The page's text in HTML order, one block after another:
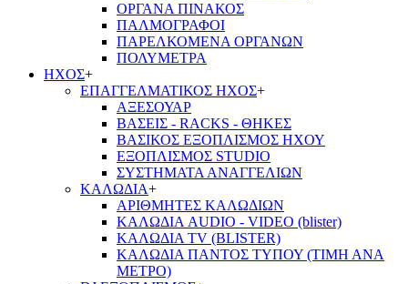
ΟΡΓΑΝΑ ΠΙΝΑΚΟΣ
ΠΑΛΜΟΓΡΑΦΟΙ
ΠΑΡΕΛΚΟΜΕΝΑ ΟΡΓΑΝΩΝ
ΠΟΛΥΜΕΤΡΑ
ΗΧΟΣ+
ΕΠΑΓΓΕΛΜΑΤΙΚΟΣ ΗΧΟΣ+
ΑΞΕΣΟΥΑΡ
ΒΑΣΕΙΣ - RACKS - ΘΗΚΕΣ
ΒΑΣΙΚΟΣ ΕΞΟΠΛΙΣΜΟΣ ΗΧΟΥ
ΕΞΟΠΛΙΣΜΟΣ STUDIO
ΣΥΣΤΗΜΑΤΑ ΑΝΑΓΓΕΛΙΩΝ
ΚΑΛΩΔΙΑ+
ΑΡΙΘΜΗΤΕΣ ΚΑΛΩΔΙΩΝ
ΚΑΛΩΔΙΑ AUDIO - VIDEO (blister)
ΚΑΛΩΔΙΑ TV (BLISTER)
ΚΑΛΩΔΙΑ ΠΑΝΤΟΣ ΤΥΠΟΥ (ΤΙΜΗ ΑΝΑ
ΜΕΤΡΟ)